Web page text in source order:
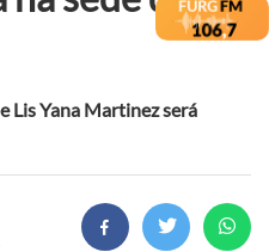
Lis Yana Martinez será